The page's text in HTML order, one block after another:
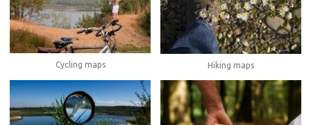
Cycling maps Hiking maps